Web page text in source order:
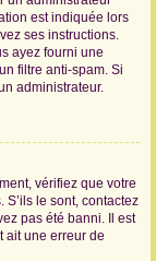
est indiquée lors
ses instructions.
ayez fourni une
filtre anti-spam. Si
administrateur.
vérifiez que votre
S’ils le sont, contactez
pas été banni. Il est
ait une erreur de